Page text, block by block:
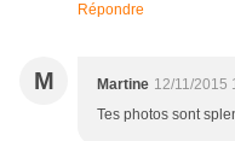
Répondre
M Martine 12/11/2015
Tes photos sont